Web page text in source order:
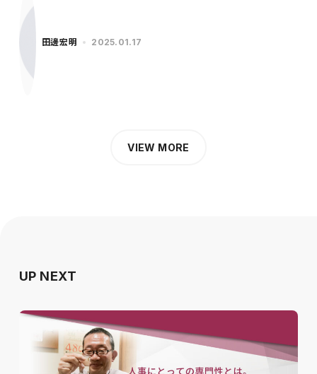
田邊宏明 2025.01.17
VIEW MORE
UP NEXT